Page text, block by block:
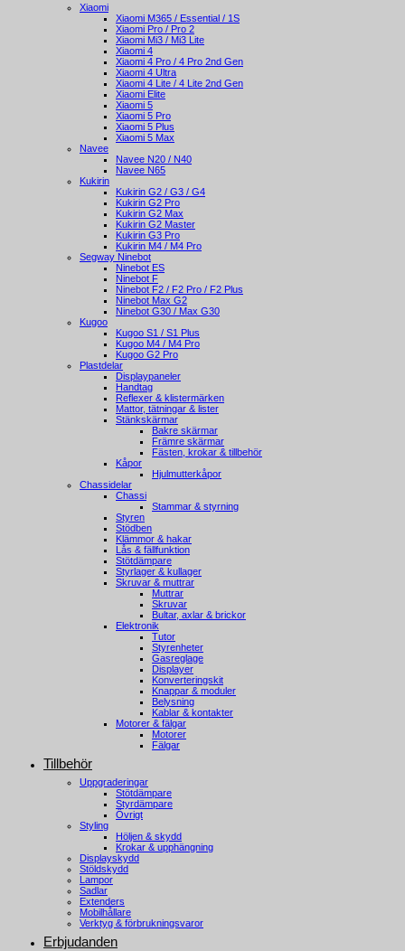
Xiaomi
Xiaomi M365 / Essential / 1S
Xiaomi Pro / Pro 2
Xiaomi Mi3 / Mi3 Lite
Xiaomi 4
Xiaomi 4 Pro / 4 Pro 2nd Gen
Xiaomi 4 Ultra
Xiaomi 4 Lite / 4 Lite 2nd Gen
Xiaomi Elite
Xiaomi 5
Xiaomi 5 Pro
Xiaomi 5 Plus
Xiaomi 5 Max
Navee
Navee N20 / N40
Navee N65
Kukirin
Kukirin G2 / G3 / G4
Kukirin G2 Pro
Kukirin G2 Max
Kukirin G2 Master
Kukirin G3 Pro
Kukirin M4 / M4 Pro
Segway Ninebot
Ninebot ES
Ninebot F
Ninebot F2 / F2 Pro / F2 Plus
Ninebot Max G2
Ninebot G30 / Max G30
Kugoo
Kugoo S1 / S1 Plus
Kugoo M4 / M4 Pro
Kugoo G2 Pro
Plastdelar
Displaypaneler
Handtag
Reflexer & klistermärken
Mattor, tätningar & lister
Stänkskärmar
Bakre skärmar
Främre skärmar
Fästen, krokar & tillbehör
Kåpor
Hjulmutterkåpor
Chassidelar
Chassi
Stammar & styrning
Styren
Stödben
Klämmor & hakar
Lås & fällfunktion
Stötdämpare
Styrlager & kullager
Skruvar & muttrar
Muttrar
Skruvar
Bultar, axlar & brickor
Elektronik
Tutor
Styrenheter
Gasreglage
Displayer
Konverteringskit
Knappar & moduler
Belysning
Kablar & kontakter
Motorer & fälgar
Motorer
Fälgar
Tillbehör
Uppgraderingar
Stötdämpare
Styrdämpare
Övrigt
Styling
Höljen & skydd
Krokar & upphängning
Displayskydd
Stöldskydd
Lampor
Sadlar
Extenders
Mobilhållare
Verktyg & förbrukningsvaror
Erbjudanden